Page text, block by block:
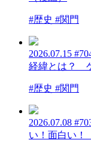
#歴史 #関門
2026.07.15
経緯とは？
#歴史 #関門
2026.07.08
い！面白い！